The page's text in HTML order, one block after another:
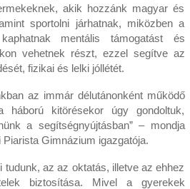
akik hozzánk magyar és
sportolni járhatnak, miközben a
mentális támogatást és
vehetnek részt, ezzel segítve az
fizikai és lelki jóllétét.
az immár délutánonként működő
háború kitörésekor úgy gondoltuk,
a segítségnyújtásban” – mondja
Gimnázium igazgatója.
tudunk, az az oktatás, illetve az ehhez
biztosítása. Mivel a gyerekek